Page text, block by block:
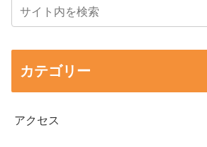
カテゴリー
アクセス